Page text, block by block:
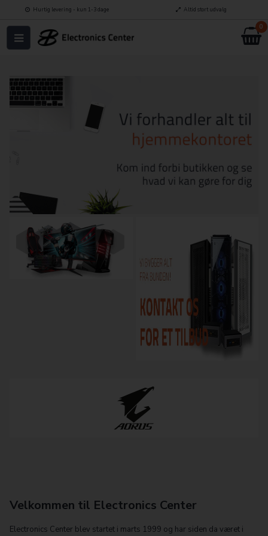
Hurtig levering - kun 1-3 dage Altid stort udvalg
0
Velkommen til Electronics Center
Electronics Center blev startet i marts 1999 og har siden da været i